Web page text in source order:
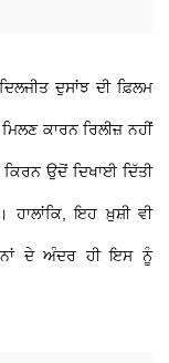
ਦੁਸਾਂਝ ਦੀ ਫ਼ਿਲਮ
ਕਾਰਨ ਰਿਲੀਜ਼ ਨਹੀਂ
ਉਦੋਂ ਦਿਖਾਈ ਦਿੱਤੀ
ਹਾਲਾਂਕਿ, ਇਹ ਖ਼ੁਸ਼ੀ ਵੀ
ਦੇ ਅੰਦਰ ਹੀ ਇਸ ਨੂੰ